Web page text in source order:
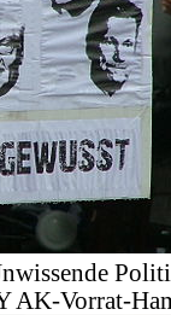
AK-Vorrat-